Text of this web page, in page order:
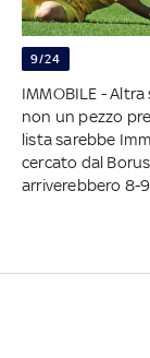
9/24
IMMOBILE -
non un pezzo
lista sarebbe
cercato dal
arriverebbero 8-